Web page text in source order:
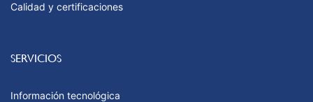
Calidad y certificaciones
SERVICIOS
Información tecnológica